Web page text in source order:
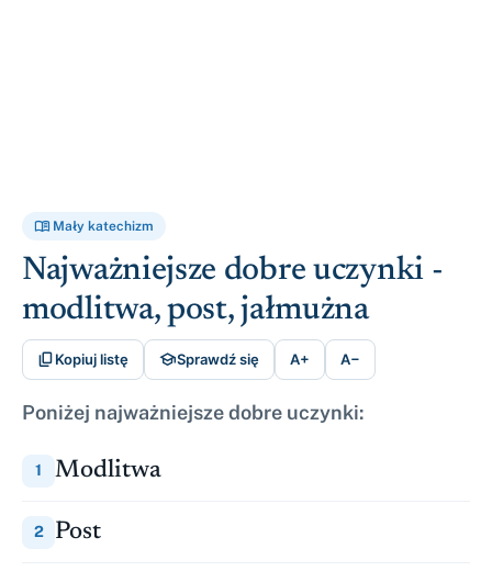
 Mały katechizm
Najważniejsze dobre uczynki -
modlitwa, post, jałmużna
Kopiuj listę Sprawdź się A+ A−
Poniżej najważniejsze dobre uczynki:
Modlitwa
Post